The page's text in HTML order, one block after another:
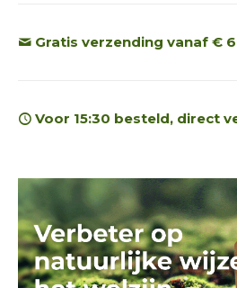
Gratis verzending vanaf €
Voor 15:30 besteld, direct